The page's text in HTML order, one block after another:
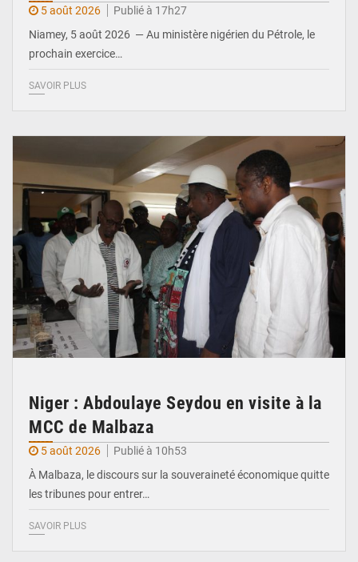
5 août 2026
Publié à 17h27
Niamey, 5 août 2026 — Au ministère nigérien du Pétrole, le
prochain exercice…
SAVOIR PLUS
Niger : Abdoulaye Seydou en visite à la
MCC de Malbaza
5 août 2026
Publié à 10h53
À Malbaza, le discours sur la souveraineté économique quitte
les tribunes pour entrer…
SAVOIR PLUS